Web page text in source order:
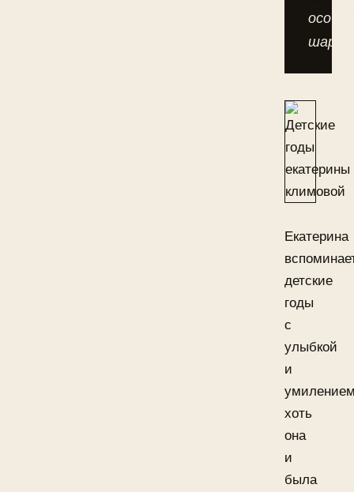
шарм.
Екатерина
детские
годы
с
улыбкой
и
хоть
она
и
была